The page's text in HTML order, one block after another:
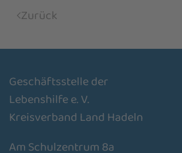
Zurück
Geschäftsstelle der
Lebenshilfe e. V.
Kreisverband Land Hadeln
Am Schulzentrum 8a